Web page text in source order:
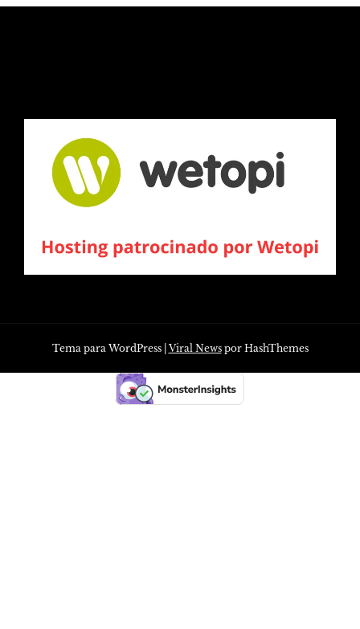
Tema para WordPress Viral Newspor HashThemes